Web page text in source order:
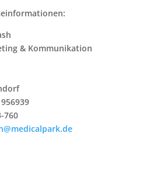
& Kommunikation
760